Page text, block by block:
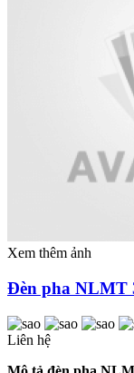
Xem thêm ảnh
Đèn pha NLMT
Liên hệ